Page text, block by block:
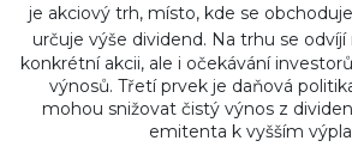
je akciový trh, místo, kde se
určuje výše dividend. Na trhu se
konkrétní akcii, ale i očekávání
výnosů. Třetí prvek je daňová
mohou snižovat čistý výnos z
emitenta k vyšším